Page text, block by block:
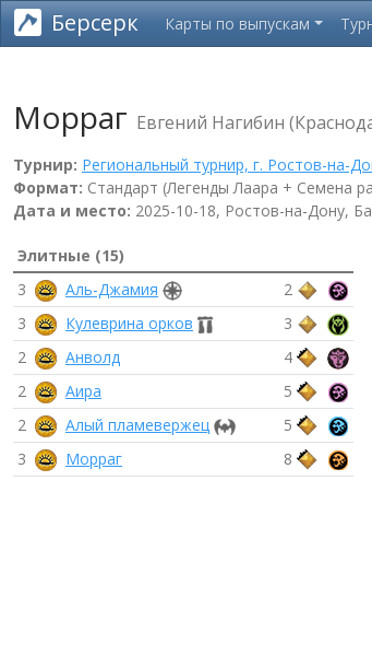
Берсерк Карты по выпускам
Морраг Евгений Нагибин
Турнир: Региональный турнир, г. Ростов-на-
Формат: Стандарт (Легенды Лаара + Семена
Дата и место: 2025-10-18, Ростов-на-Дону,
Элитные (15)
3
Аль-Джамия
2
3
Кулеврина орков
3
2
Анволд
4
2
Аира
5
2
Алый пламевержец
5
3
Морраг 8